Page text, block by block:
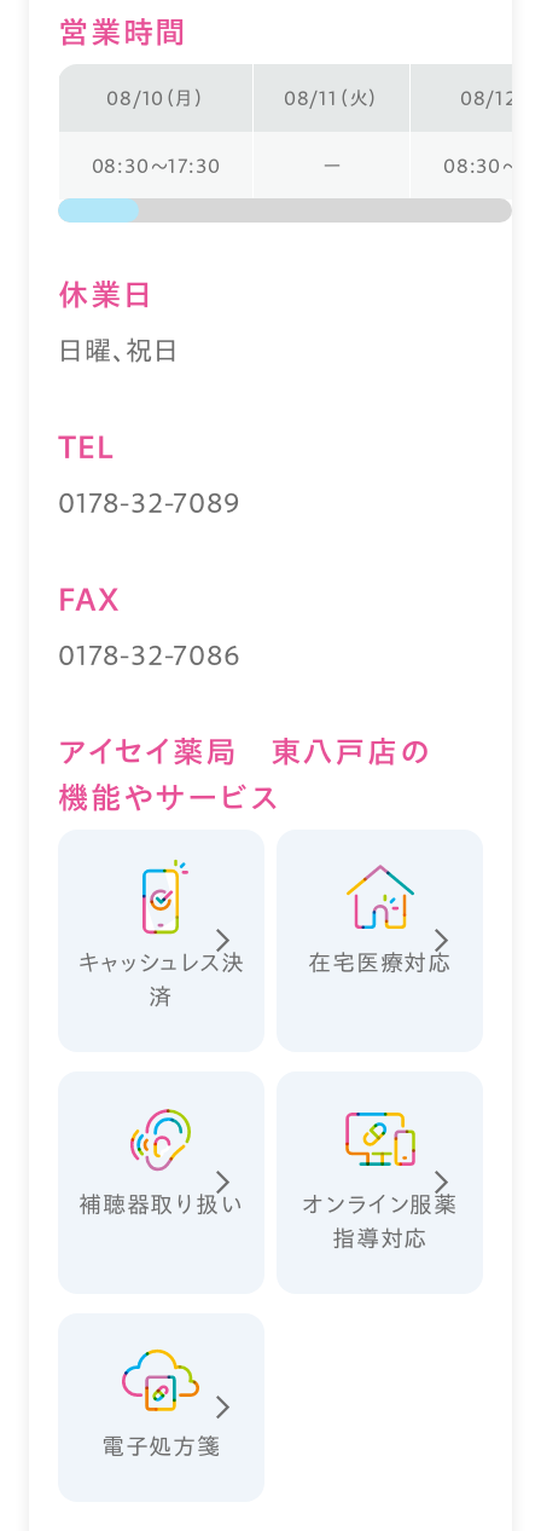
営業時間
08/10（月） 08/11（火） 08/12（
08:30～17:30 ー 08:30～
休業⽇
日曜、祝日
TEL
0178-32-7089
FAX
0178-32-7086
アイセイ薬局 東八戸店の
機能やサービス
キャッシュレス決
済
在宅医療対応
補聴器取り扱い
オンライン服薬
指導対応
電子処方箋